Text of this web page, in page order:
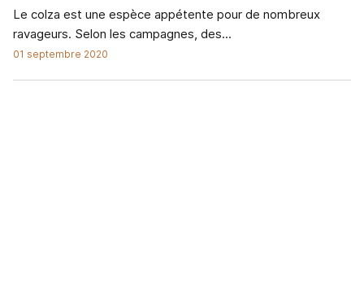
Le colza est une espèce appétente pour de nombreux
ravageurs. Selon les campagnes, des...
01 septembre 2020